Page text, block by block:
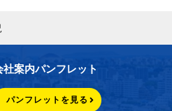
社案内パンフレット
パンフレットを見る